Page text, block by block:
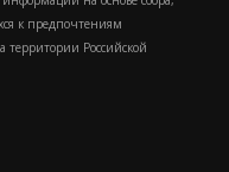
к предпочтениям
территории Российской